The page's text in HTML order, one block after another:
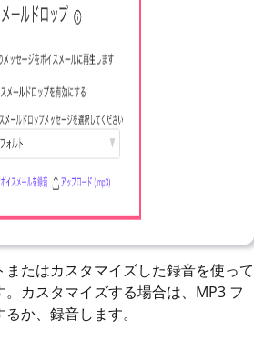
たはカスタマイズした録音を使って
カスタマイズする場合は、MP3 フ
か、録音します。